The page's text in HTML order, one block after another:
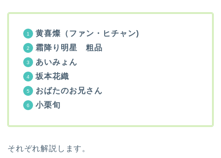
黄喜燦（ファン・ヒチャン)
霜降り明星 粗品
あいみょん
坂本花織
おばたのお兄さん
小栗旬
それぞれ解説します。